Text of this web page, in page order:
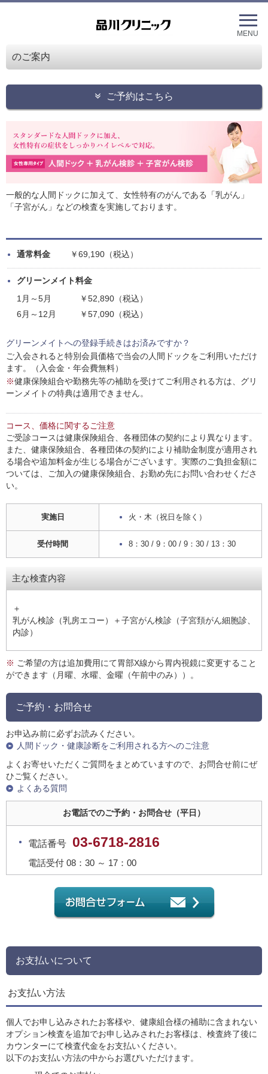
メ
ニ
ュ
MENU
のご案内
ご予約はこちら
一般的な人間ドックに加えて、女性特有のがんである「乳がん」
「子宮がん」などの検査を実施しております。
通常料金 ￥69,190（税込）
グリーンメイト料金
1月～5月
￥52,890（税込）
6月～12月
￥57,090（税込）
グリーンメイトへの登録手続きはお済みですか？
ご入会されると特別会員価格で当会の人間ドックをご利用いただけ
ます。（入会金・年会費無料）
※健康保険組合や勤務先等の補助を受けてご利用される方は、グリ
ーンメイトの特典は適用できません。
コース、価格に関するご注意
ご受診コースは健康保険組合、各種団体の契約により異なります。
また、健康保険組合、各種団体の契約により補助金制度が適用され
る場合や追加料金が生じる場合がございます。実際のご負担金額に
ついては、ご加入の健康保険組合、お勤め先にお問い合わせくださ
い。
実施日 火・木（祝日を除く）
受付時間 8：30 / 9：00 / 9：30 / 13：30
主な検査内容
＋
乳がん検診（乳房エコー）＋子宮がん検診（子宮頚がん細胞診、
内診）
※ ご希望の方は追加費用にて胃部X線から胃内視鏡に変更すること
ができます（月曜、水曜、金曜（午前中のみ））。
ご予約・お問合せ
お申込み前に必ずお読みください。
人間ドック・健康診断をご利用される方へのご注意
よくお寄せいただくご質問をまとめていますので、お問合せ前にぜ
ひご覧ください。
よくある質問
お電話でのご予約・お問合せ（平日）
電話番号 03-6718-2816
電話受付 08：30 ～ 17：00
お支払いについて
お支払い方法
個人でお申し込みされたお客様や、健康組合様の補助に含まれない
オプション検査を追加でお申し込みされたお客様は、検査終了後に
カウンターにて検査代金をお支払いください。
以下のお支払い方法の中からお選びいただけます。